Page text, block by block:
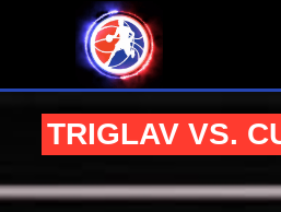
TRIGLAV VS.